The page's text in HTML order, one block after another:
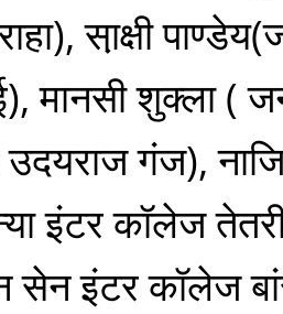
सा़क्षी
शुक्ला (
गंज),
इंटर कॉलेज
सेन इंटर कॉलेज